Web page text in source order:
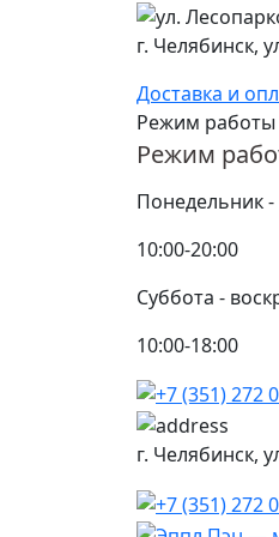
г. Челябинск,
Доставка и
Режим работы
Режим
Понедельник
10:00-20:00
Суббота -
10:00-18:00
г. Челябинск,